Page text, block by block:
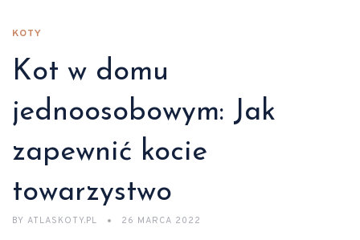
KOTY
Kot w domu
jednoosobowym: Jak
zapewnić kocie
towarzystwo
BY ATLASKOTY.PL 26 MARCA 2022